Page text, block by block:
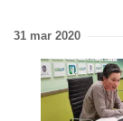
31 mar 2020